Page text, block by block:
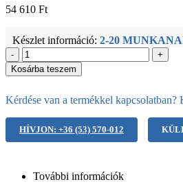
54 610 Ft
Készlet információ: 2-20
-
+
Kosárba teszem
Kérdése van a termékkel
HÍVJON: +36 (53) 570-012
További információk